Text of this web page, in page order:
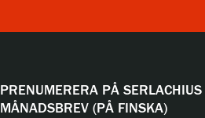
PRENUMERERA PÅ SERLACHIUS
MÅNADSBREV (PÅ FINSKA)